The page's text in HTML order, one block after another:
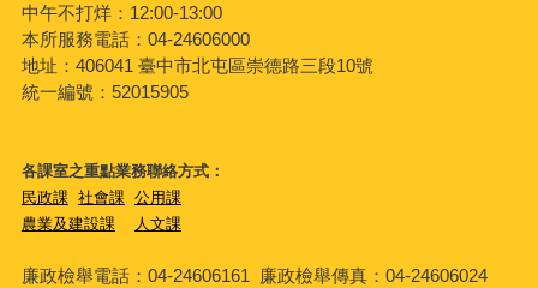
中午不打烊：12:00-13:00
本所服務電話：04-24606000
地址：406041 臺中市北屯區崇德路三段10號
統一編號：52015905
各課室之重點業務聯絡方式：
民政課 社會課 公用課
農業及建設課
人文課
廉政檢舉電話：04-24606161
廉政檢舉傳真：04-24606024